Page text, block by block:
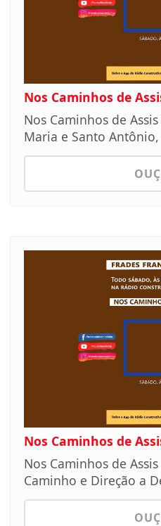
Nos Caminhos de
Nos Caminhos de
Maria e Santo
Nos Caminhos de
Nos Caminhos de
Caminho e Direção a